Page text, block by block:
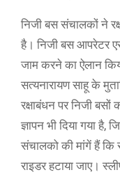
निजी बस संचालकों ने
है। निजी बस आपरेटर
जाम करने का ऐलान
सत्यनारायण साहू के
रक्षाबंधन पर निजी
ज्ञापन भी दिया गया
संचालको की मांगें हैं कि
राइडर हटाया जाए।